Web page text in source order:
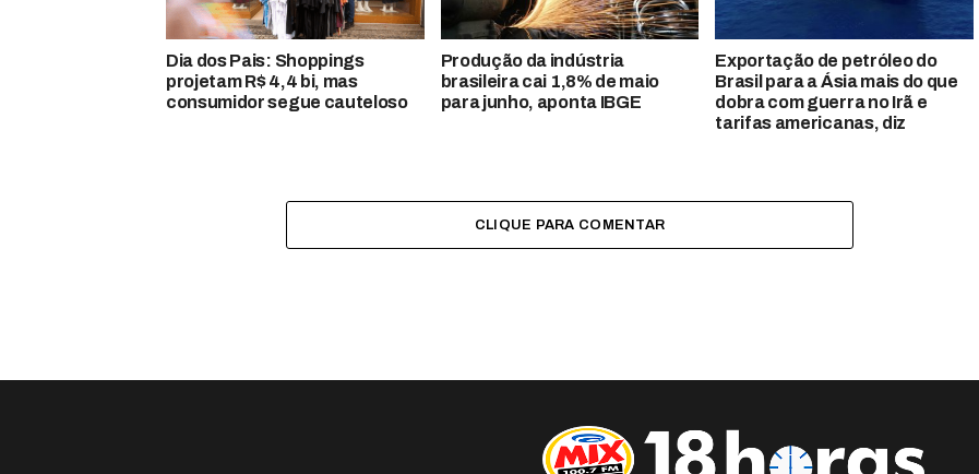
Dia dos Pais: Shoppings
projetam R$ 4,4 bi, mas
consumidor segue cauteloso
Produção da indústria
brasileira cai 1,8% de maio
para junho, aponta IBGE
Exportação de petróleo do
Brasil para a Ásia mais do que
dobra com guerra no Irã e
tarifas americanas, diz
CLIQUE PARA COMENTAR